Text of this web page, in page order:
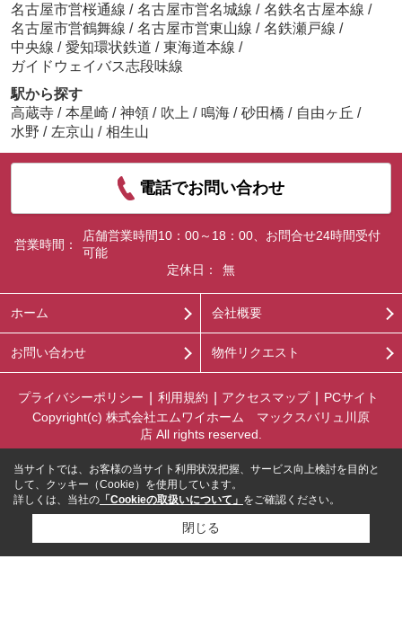
名古屋市営桜通線 / 名古屋市営名城線 / 名鉄名古屋本線 /
名古屋市営鶴舞線 / 名古屋市営東山線 / 名鉄瀬戸線 /
中央線 / 愛知環状鉄道 / 東海道本線 /
ガイドウェイバス志段味線
駅から探す
高蔵寺 / 本星崎 / 神領 / 吹上 / 鳴海 / 砂田橋 / 自由ヶ丘 /
水野 / 左京山 / 相生山
電話でお問い合わせ
営業時間：
店舗営業時間10：00～18：00、お問合せ24時間受付
可能
定休日：
無
ホーム 会社概要
お問い合わせ 物件リクエスト
プライバシーポリシー 利用規約 アクセスマップ
PCサイト
Copyright(c) 株式会社エムワイホーム マックスバリュ川原
店 All rights reserved.
当サイトでは、お客様の当サイト利用状況把握、サービス向上検討を目的と
して、クッキー（Cookie）を使用しています。
詳しくは、当社の 「Cookieの取扱いについて」 をご確認ください。
閉じる